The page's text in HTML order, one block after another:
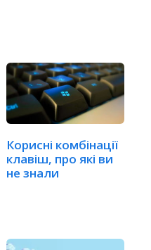
Корисні комбінації
клавіш, про які ви
не знали